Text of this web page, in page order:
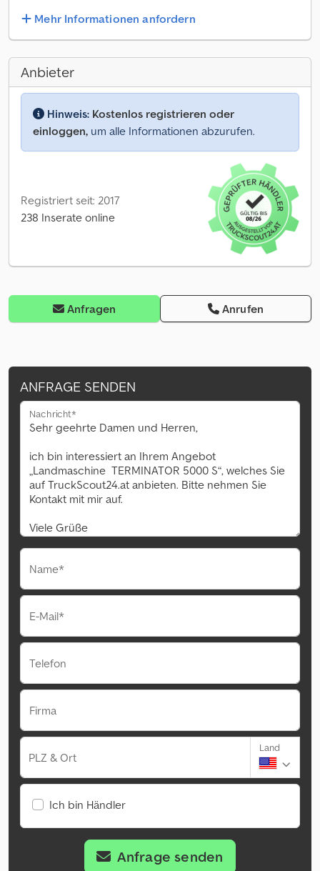
Mehr Informationen anfordern
Anbieter
Hinweis: Kostenlos registrieren oder
einloggen, um alle Informationen abzurufen.
Registriert seit: 2017
238 Inserate online
Anfragen Anrufen
ANFRAGE SENDEN
Nachricht*
Name*
E-Mail*
Telefon
Firma
PLZ & Ort
Land
Ich bin Händler
Anfrage senden